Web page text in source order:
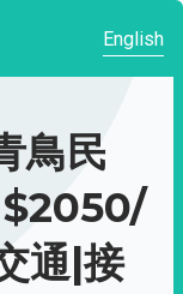
English
鳥民
$2050/
通|接